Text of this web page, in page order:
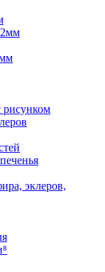
рисунком
эклеров,